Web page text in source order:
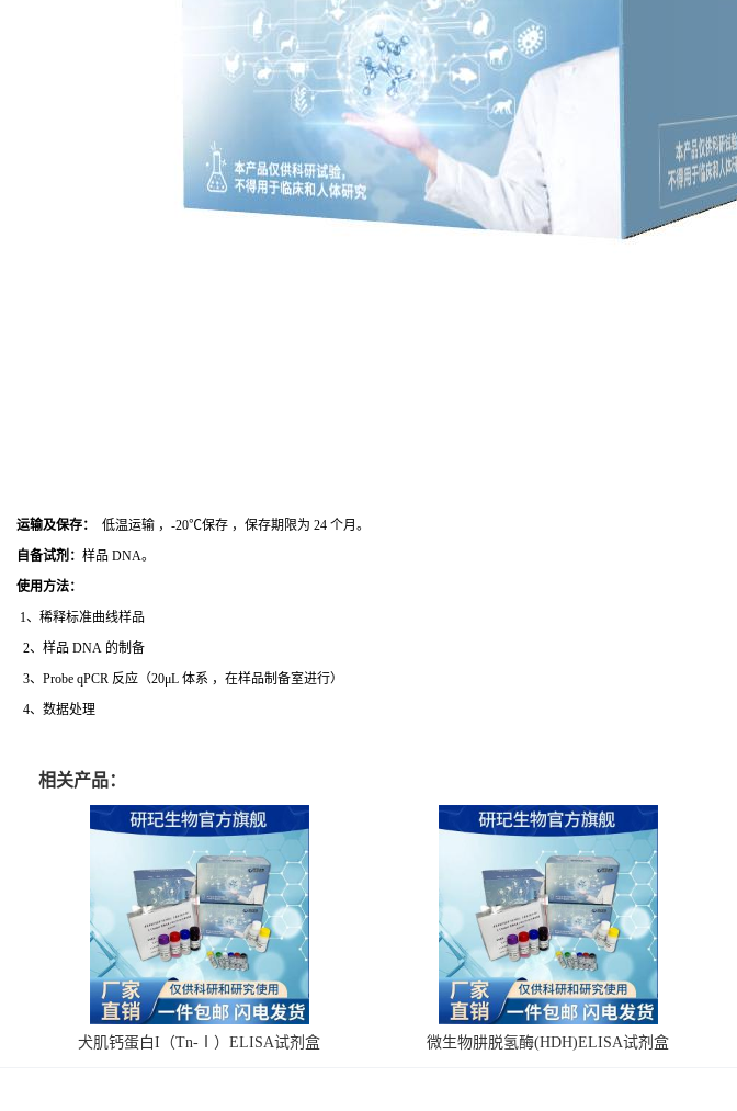
运输及保存：
低温运输 ，-20℃保存 ，保存期限为 24 个月。
自备试剂： 样品 DNA。
使用方法：
1、稀释标准曲线样品
2、样品 DNA 的制备
3、Probe qPCR 反应（20μL 体系 ，在样品制备室进行）
4、数据处理
相关产品：
犬肌钙蛋白I（Tn-Ⅰ）ELISA试剂盒 微生物肼脱氢酶(HDH)ELISA试剂盒